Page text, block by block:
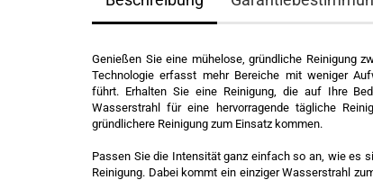
Genießen Sie eine mühelose, gründliche Reinigung
Technologie erfasst mehr Bereiche mit weniger
führt. Erhalten Sie eine Reinigung, die auf Ihre
Wasserstrahl für eine hervorragende tägliche
gründlichere Reinigung zum Einsatz kommen.
Passen Sie die Intensität ganz einfach so an, wie es
Reinigung. Dabei kommt ein einziger Wasserstrahl